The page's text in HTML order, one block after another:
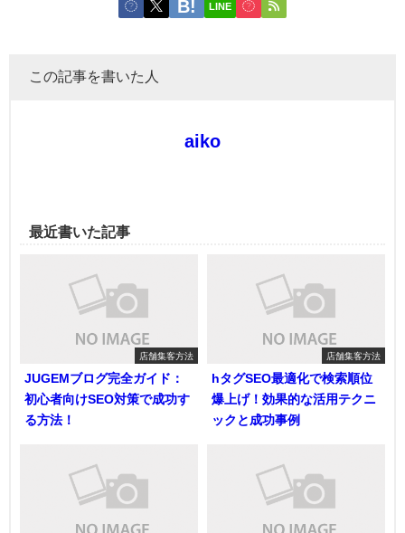
LINE
この記事を書いた人
aiko
最近書いた記事
店舗集客方法
JUGEMブログ完全ガイド：
初心者向けSEO対策で成功す
る方法！
店舗集客方法
hタグSEO最適化で検索順位
爆上げ！効果的な活用テクニ
ックと成功事例